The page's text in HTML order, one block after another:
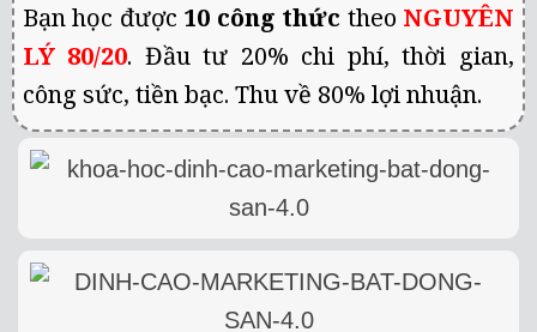
Bạn học được 10 công thức theo NGUYÊN
LÝ 80/20. Đầu tư 20% chi phí, thời gian,
công sức, tiền bạc. Thu về 80% lợi nhuận.